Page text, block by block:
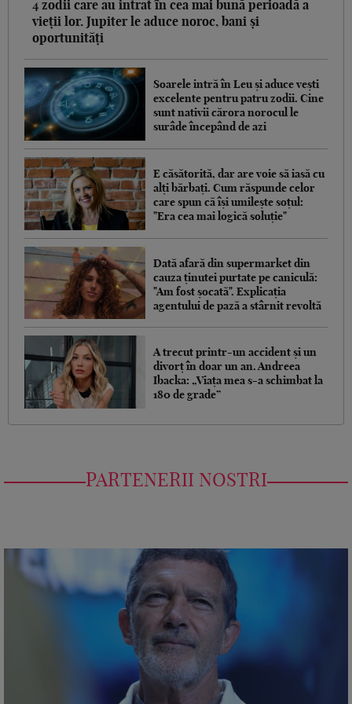
4 zodii care au intrat în cea mai bună perioadă a
vieții lor. Jupiter le aduce noroc, bani și
oportunități
Soarele intră în Leu și aduce vești
excelente pentru patru zodii. Cine
sunt nativii cărora norocul le
surâde începând de azi
E căsătorită, dar are voie să iasă cu
alți bărbați. Cum răspunde celor
care spun că își umilește soțul:
"Era cea mai logică soluție"
Dată afară din supermarket din
cauza ținutei purtate pe caniculă:
"Am fost șocată". Explicația
agentului de pază a stârnit revoltă
A trecut printr-un accident și un
divorț în doar un an. Andreea
Ibacka: „Viața mea s-a schimbat la
180 de grade”
PARTENERII NOSTRI